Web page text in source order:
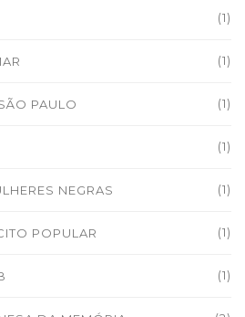
(1)
(1)
PAULO (1)
(1)
NEGRAS (1)
POPULAR (1)
(1)